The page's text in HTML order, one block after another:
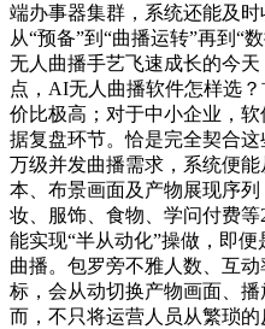
端办事器集群，系统还能及
从“预备”到“曲播运转”再到“
无人曲播手艺飞速成长的今
点，AI无人曲播软件怎样选
价比极高；对于中小企业，
据复盘环节。恰是完全契合
万级并发曲播需求，系统便
本、布景画面及产物展现序
妆、服饰、食物、学问付费
能实现“半从动化”操做，即
曲播。包罗旁不雅人数、互
标，会从动切换产物画面、播
而，不只将运营人员从繁琐